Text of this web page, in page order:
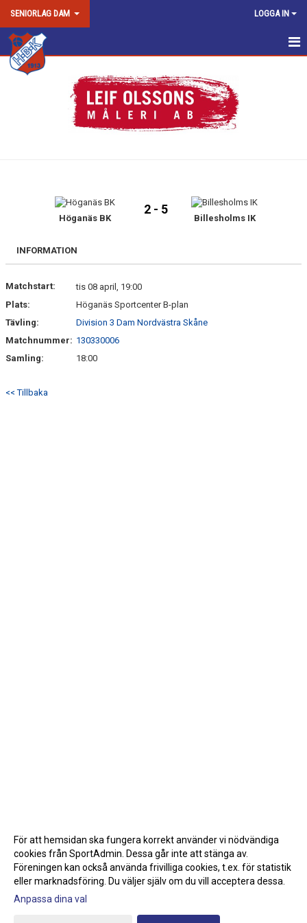
SENIORLAG DAM LOGGA IN
DAM SENIOR/DAM JUNIOR
BILDGALLERI
DOKUMENT
Höganäs BK
2 - 5
Billesholms IK
INFORMATION
Matchstart:
tis 08 april, 19:00
Plats:
Höganäs Sportcenter B-plan
Tävling:
Division 3 Dam Nordvästra Skåne
Matchnummer: 130330006
Samling:
18:00
<< Tillbaka
Gå till Webbversion
För att hemsidan ska fungera korrekt använder vi nödvändiga
cookies från SportAdmin. Dessa går inte att stänga av.
Föreningen kan också använda frivilliga cookies, t.ex. för statistik
eller marknadsföring. Du väljer själv om du vill acceptera dessa.
Anpassa dina val